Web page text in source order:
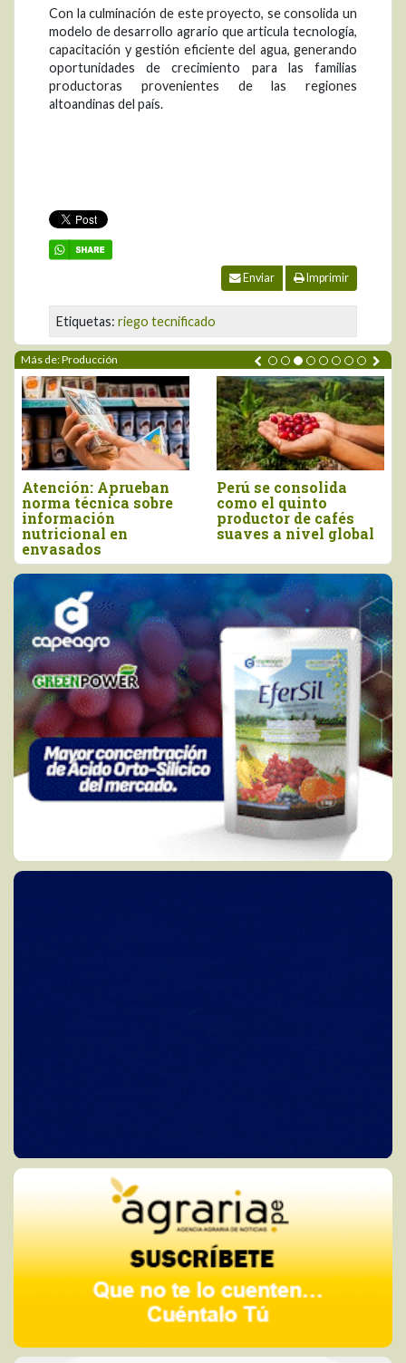
Con la culminación de este proyecto, se consolida un
modelo de desarrollo agrario que articula tecnología,
capacitación y gestión eficiente del agua, generando
oportunidades de crecimiento para las familias
productoras provenientes de las regiones
altoandinas del país.
Enviar Imprimir
Etiquetas: riego tecnificado
Más de: Producción
consolida
quinto
de cafés
a nivel global
Producción peruana
de orégano alcanzó
las 13.935 toneladas
la